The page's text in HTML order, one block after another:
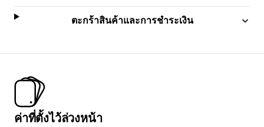
ตะกร้าสินค้าและการชำระเงิน
ค่าที่ตั้งไว้ล่วงหน้า